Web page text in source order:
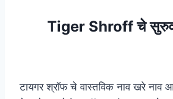
Tiger Shroff चे
टायगर श्रॉफ चे वास्तविक नाव खरे नाव